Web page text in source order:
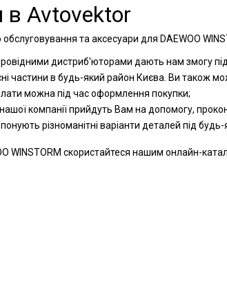
в Avtovektor
та аксесуари для DAEWOO
дистриб'юторами дають нам змогу
частини в будь-який район Києва. Ви також
можна під час оформлення покупки;
компанії прийдуть Вам на допомогу,
різноманітні варіанти деталей під
WINSTORM скористайтеся нашим онлайн-